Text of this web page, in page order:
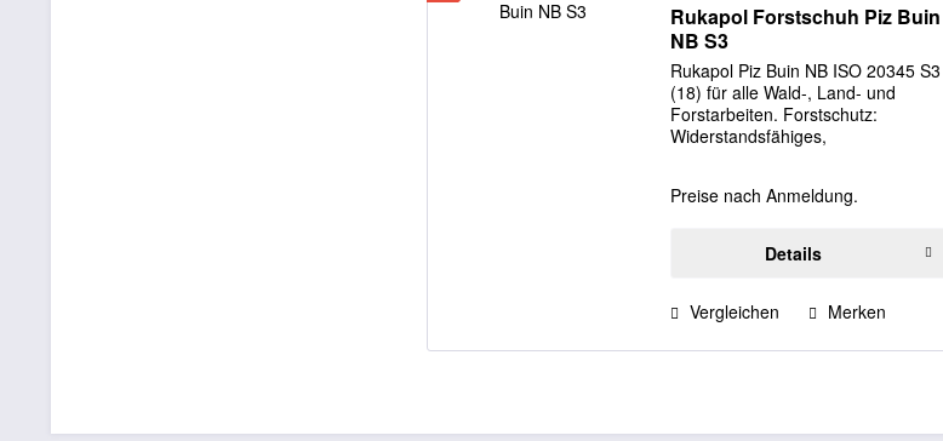
Rukapol Forstschuh Piz Buin
NB S3
Rukapol Piz Buin NB ISO 20345 S3
(18) für alle Wald-, Land- und
Forstarbeiten. Forstschutz:
Widerstandsfähiges,
Membrane und Schnittschutz
diesen Schuh aus. -...
Preise nach Anmeldung.
Details
Vergleichen Merken